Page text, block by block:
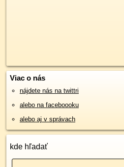
Viac o nás
nájdete nás na twittri
alebo na faceboooku
alebo aj v správach
kde hľadať